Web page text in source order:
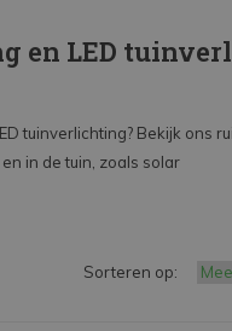
en LED
tuinverlichting? Bekijk ons
in de tuin, zoals solar
Sorteren op: